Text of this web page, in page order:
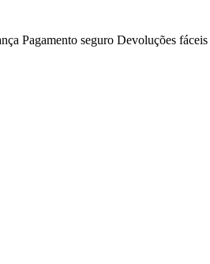
Pagamento seguro Devoluções fáceis